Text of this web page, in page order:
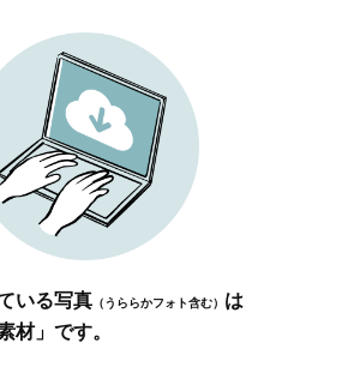
いる写真 （うららかフォト含む） は
材」です。